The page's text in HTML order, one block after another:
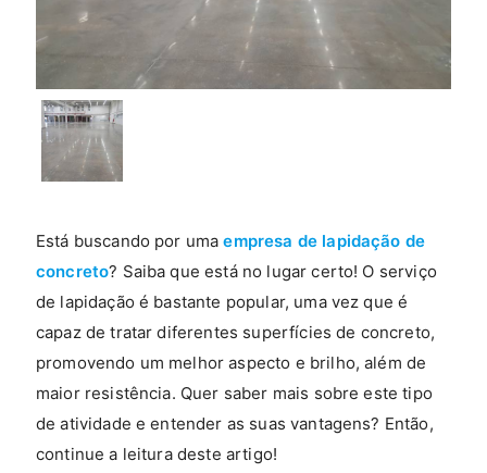
Está buscando por umaempresa de lapidação de
concreto? Saiba que está no lugar certo! O serviço
de lapidação é bastante popular, uma vez que é
capaz de tratar diferentes superfícies de concreto,
promovendo um melhor aspecto e brilho, além de
maior resistência. Quer saber mais sobre este tipo
de atividade e entender as suas vantagens? Então,
continue a leitura deste artigo!